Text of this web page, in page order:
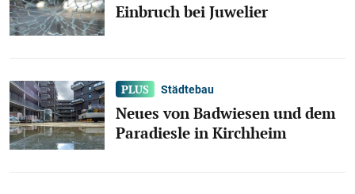
Einbruch bei Juwelier
Städtebau
Neues von Badwiesen und dem
Paradiesle in Kirchheim